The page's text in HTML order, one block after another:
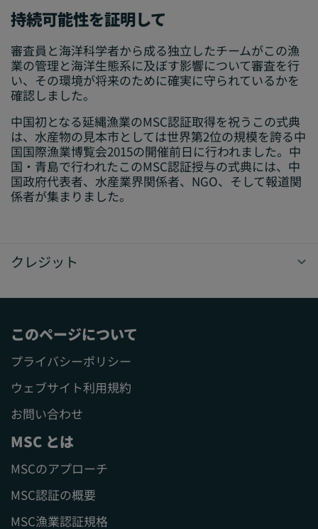
持続可能性を証明して
審査員と海洋科学者から成る独立したチームがこの漁
業の管理と海洋生態系に及ぼす影響について審査を行
い、その環境が将来のために確実に守られているかを
確認しました。
中国初となる延縄漁業のMSC認証取得を祝うこの式典
は、水産物の見本市としては世界第2位の規模を誇る中
国国際漁業博覧会2015の開催前日に行われました。中
国・青島で行われたこのMSC認証授与の式典には、中
国政府代表者、水産業界関係者、NGO、そして報道関
係者が集まりました。
クレジット
このページについて
プライバシーポリシー
ウェブサイト利用規約
お問い合わせ
MSC とは
MSCのアプローチ
MSC認証の概要
MSC漁業認証規格